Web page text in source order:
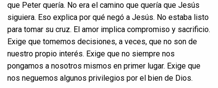
que Peter quería. No era el camino que quería que Jesús
siguiera. Eso explica por qué negó a Jesús. No estaba listo
para tomar su cruz. El amor implica compromiso y sacrificio.
Exige que tomemos decisiones, a veces, que no son de
nuestro propio interés. Exige que no siempre nos
pongamos a nosotros mismos en primer lugar. Exige que
nos neguemos algunos privilegios por el bien de Dios.